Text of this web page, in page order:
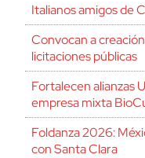
Italianos amigos de
Convocan a
licitaciones públicas
Fortalecen alianzas
empresa mixta
Foldanza 2026:
con Santa Clara